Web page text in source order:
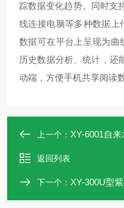
踪数据变化趋势。同时支
线连接电脑等多种数据上
数据可在平台上呈现为曲
历史数据分析、统计，还
动端，方便手机共享阅读数
上一个： XY-6001自
返回列表
下一个： XY-300U型